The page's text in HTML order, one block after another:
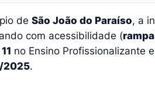
de São João do Paraíso, a
com acessibilidade (
11 no Ensino Profissionalizante e
2025.